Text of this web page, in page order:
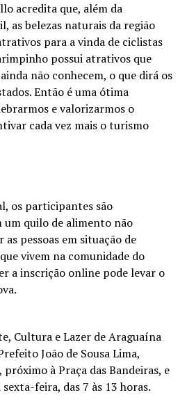
acredita que, além da
as belezas naturais da região
para a vinda de ciclistas
possui atrativos que
não conhecem, o que dirá os
Então é uma ótima
e valorizarmos o
cada vez mais o turismo
os participantes são
um quilo de alimento não
pessoas em situação de
vivem na comunidade do
a inscrição online pode levar o
Cultura e Lazer de Araguaína
João de Sousa Lima,
à Praça das Bandeiras, e
feira, das 7 às 13 horas.